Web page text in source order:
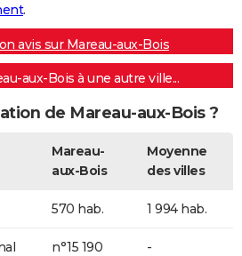
.
avis sur Mareau-aux-Bois
aux-Bois à une autre ville...
de Mareau-aux-Bois ?
Mareau-
aux-Bois
Moyenne
des villes
570 hab. 1 994 hab.
n°15 190 -